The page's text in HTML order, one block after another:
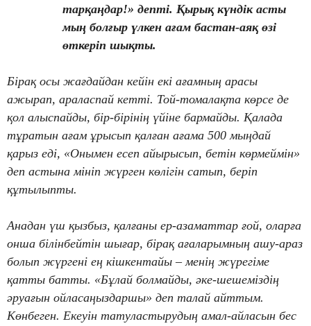
тарқаңдар!» депті. Қырық күндік асты
мың болғыр үлкен ағам бастан-аяқ өзі
өткеріп шықты.
Бірақ осы жағдайдан кейін екі ағамның арасы
ажырап, араласпай кетті. Той-томалақта көрсе де
қол алыспайды, бір-бірінің үйіне бармайды. Қалада
тұратын ағам ұрысып қалған ағама 500 мыңдай
қарыз еді, «Онымен есеп айырысып, бетін көрмеймін»
деп астына мініп жүрген көлігін сатып, беріп
құтылыпты.
Анадан үш қызбыз, қалғаны ер-азаматтар ғой, оларға
онша білінбейтін шығар, бірақ ағаларымның ашу-араз
болып жүргені ең кішкентайы – менің жүрегіме
қатты батты. «Бұлай болмайды, әке-шешеміздің
әруағын ойласаңыздаршы» деп талай айттым.
Көнбеген. Екеуін татуластырудың амал-айласын бес